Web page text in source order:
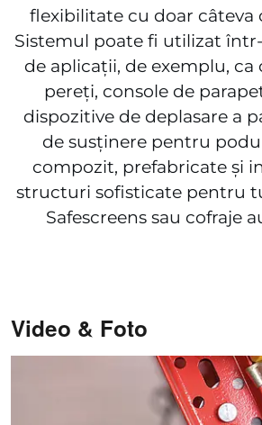
flexibilitate cu doar câteva
Sistemul poate fi utilizat
de aplicații, de exemplu, ca
pereți, console de
dispozitive de deplasare a
de susținere pentru
compozit, prefabricate și
structuri sofisticate pentru
Safescreens sau cofraje
Video & Foto